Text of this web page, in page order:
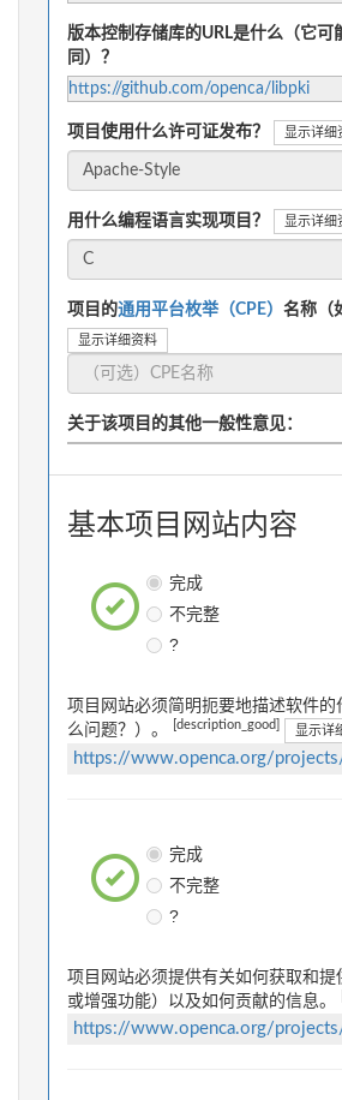
版本控制存储库的URL是什么（它可
同）？
https://github.com/openca/libpki
项目使用什么许可证发布？ 显示详细
用什么编程语言实现项目？ 显示详细
项目的通用平台枚举（CPE） 名称（
显示详细资料
关于该项目的其他一般性意见：
基本项目网站内容
完成
不完整
?
项目网站必须简明扼要地描述软件的
么问题？）。
[description_good] 显示详
https://www.openca.org/
完成
不完整
?
项目网站必须提供有关如何获取和提
或增强功能）以及如何贡献的信息。
https://www.openca.org/